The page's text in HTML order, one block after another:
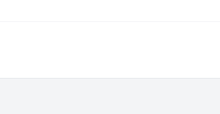
Einstellungen